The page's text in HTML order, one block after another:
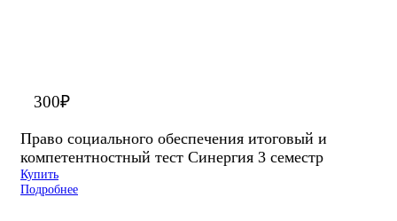
300₽
Право социального обеспечения итоговый и
компетентностный тест Синергия 3 семестр
Купить
Подробнее